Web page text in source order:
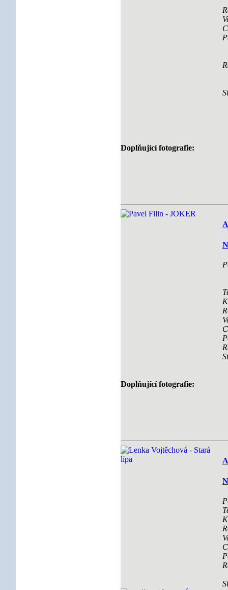
Doplňující fotografie:
Doplňující fotografie: